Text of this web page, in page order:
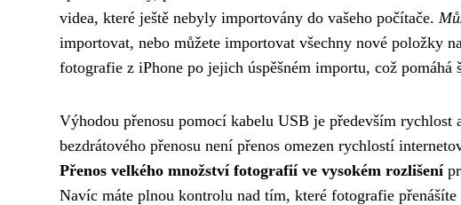
videa, které ještě nebyly importovány do vašeho počítače.
importovat, nebo můžete importovat všechny nové položky
fotografie z iPhone po jejich úspěšném importu, což pomáhá
Výhodou přenosu pomocí kabelu USB je především
bezdrátového přenosu není přenos omezen rychlostí
Přenos velkého množství fotografií ve vysokém rozlišení
Navíc máte plnou kontrolu nad tím, které fotografie